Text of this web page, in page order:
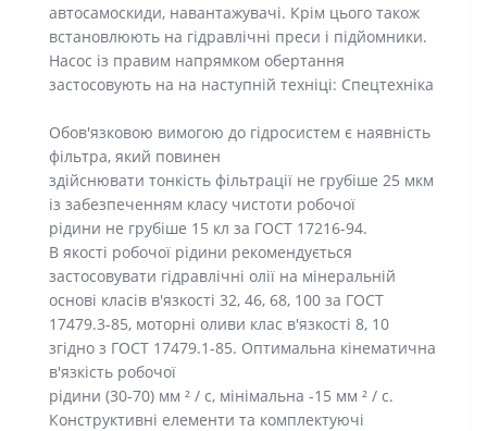
автосамоскиди, навантажувачі. Крім цього також
встановлюють на гідравлічні преси і підйомники.
Насос із правим напрямком обертання
застосовують на на наступній техніці: Спецтехніка
Обов'язковою вимогою до гідросистем є наявність
фільтра, який повинен
здійснювати тонкість фільтрації не грубіше 25 мкм
із забезпеченням класу чистоти робочої
рідини не грубіше 15 кл за ГОСТ 17216-94.
В якості робочої рідини рекомендується
застосовувати гідравлічні олії на мінеральній
основі класів в'язкості 32, 46, 68, 100 за ГОСТ
17479.3-85, моторні оливи клас в'язкості 8, 10
згідно з ГОСТ 17479.1-85. Оптимальна кінематична
в'язкість робочої
рідини (30-70) мм ² / с, мінімальна -15 мм ² / с.
Конструктивні елементи та комплектуючі